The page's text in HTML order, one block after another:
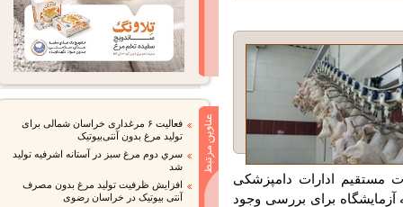
ادارات دامپزشکی
برای بررسی وجود
فعالیت ۶ مرغداری خراسان شمالی برای
تولید مرغ بدون آنتی‌بیوتیک
سري دوم مرغ سبز در آستانه اشرفيه توليد
شد
افزایش ظرفیت تولید مرغ بدون مصرف
آنتی بیوتیک در خراسان رضوی